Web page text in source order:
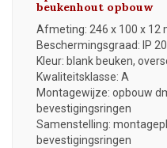
beukenhout opbouw
Afmeting: 246 x 100 x 12
Beschermingsgraad: IP 20
Kleur: blank beuken,
Kwaliteitsklasse: A
Montagewijze: opbouw
bevestigingsringen
Samenstelling:
bevestigingsringen